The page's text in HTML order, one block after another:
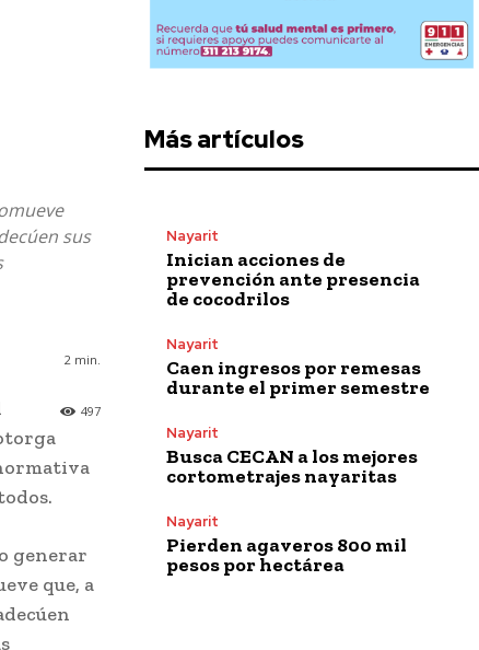
sus
2 min.
497
generar
que, a
Más artículos
Nayarit
Inician acciones de
prevención ante presencia
de cocodrilos
Nayarit
Caen ingresos por remesas
durante el primer semestre
Nayarit
Busca CECAN a los mejores
cortometrajes nayaritas
Nayarit
Pierden agaveros 800 mil
pesos por hectárea